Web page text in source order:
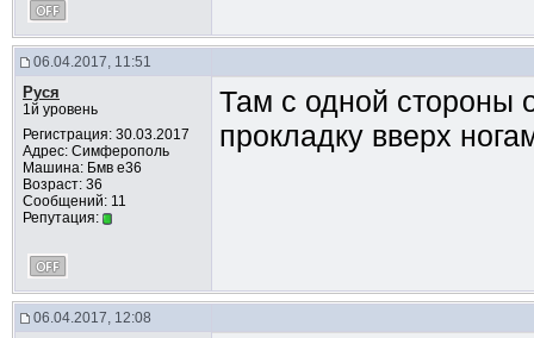
06.04.2017, 11:51
Руся
1й уровень
Регистрация: 30.03.2017
Адрес: Симферополь
Машина: Бмв е36
Возраст: 36
Сообщений: 11
Репутация:
Там с одной стороны
прокладку вверх
06.04.2017, 12:08